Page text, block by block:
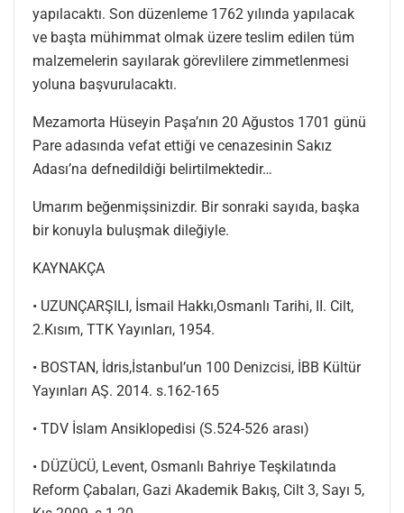
yapılacaktı. Son düzenleme 1762 yılında yapılacak
ve başta mühimmat olmak üzere teslim edilen tüm
malzemelerin sayılarak görevlilere zimmetlenmesi
yoluna başvurulacaktı.
Mezamorta Hüseyin Paşa’nın 20 Ağustos 1701 günü
Pare adasında vefat ettiği ve cenazesinin Sakız
Adası’na defnedildiği belirtilmektedir…
Umarım beğenmişsinizdir. Bir sonraki sayıda, başka
bir konuyla buluşmak dileğiyle.
KAYNAKÇA
• UZUNÇARŞILI, İsmail Hakkı,Osmanlı Tarihi, II. Cilt,
2.Kısım, TTK Yayınları, 1954.
• BOSTAN, İdris,İstanbul’un 100 Denizcisi, İBB Kültür
Yayınları AŞ. 2014. s.162-165
• TDV İslam Ansiklopedisi (S.524-526 arası)
• DÜZÜCÜ, Levent, Osmanlı Bahriye Teşkilatında
Reform Çabaları, Gazi Akademik Bakış, Cilt 3, Sayı 5,